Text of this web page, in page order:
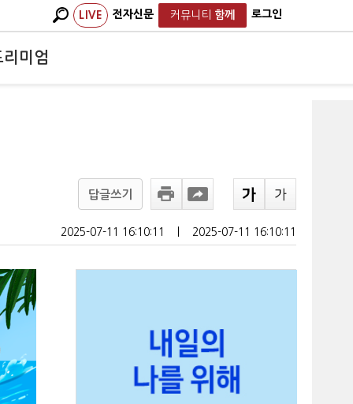
LIVE 전자신문 커뮤니티 함께 로그인
리미엄
답글쓰기
2025-07-11 16:10:11 2025-07-11 16:10:11